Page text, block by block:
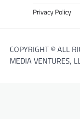
Privacy Policy
COPYRIGHT © ALL
MEDIA VENTURES,